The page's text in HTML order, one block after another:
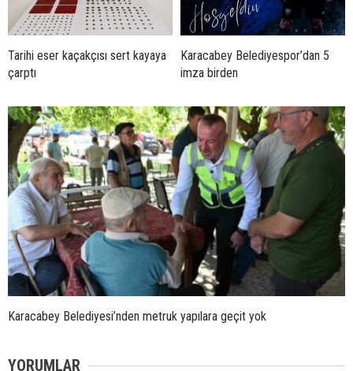
Tarihi eser kaçakçısı sert kayaya
çarptı
Karacabey Belediyespor’dan 5
imza birden
Karacabey Belediyesi’nden metruk yapılara geçit yok
YORUMLAR